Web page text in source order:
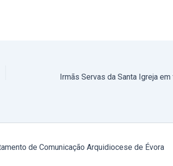
de Comunicação Arquidiocese de Évora